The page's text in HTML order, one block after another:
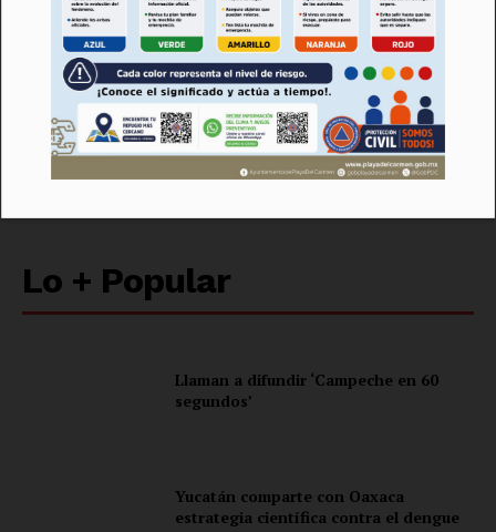
Empresa
Nosotros
Política de privacidad
Información Propietaria / Financiación
Lo + Popular
Llaman a difundir ‘Campeche en 60
segundos’
Yucatán comparte con Oaxaca
estrategia científica contra el dengue